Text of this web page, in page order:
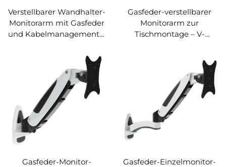
Verstellbarer Wandhalter-
Monitorarm mit Gasfeder
und Kabelmanagement –
Gasfeder-verstellbarer
Monitorarm zur
Tischmontage – V-
Gasfeder-Monitor-
Gasfeder-Einzelmonitor-